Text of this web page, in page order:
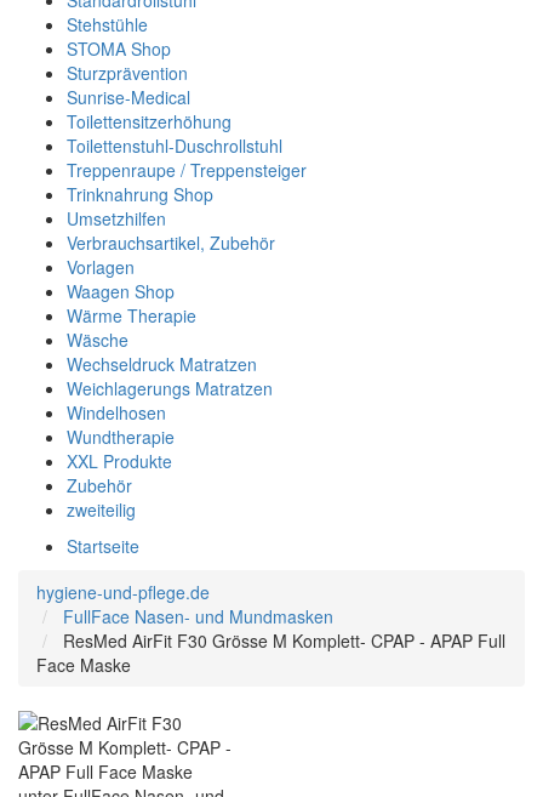
Stehstühle
STOMA Shop
Sturzprävention
Sunrise-Medical
Toilettensitzerhöhung
Toilettenstuhl-Duschrollstuhl
Treppenraupe / Treppensteiger
Trinknahrung Shop
Umsetzhilfen
Verbrauchsartikel, Zubehör
Vorlagen
Waagen Shop
Wärme Therapie
Wäsche
Wechseldruck Matratzen
Weichlagerungs Matratzen
Windelhosen
Wundtherapie
XXL Produkte
Zubehör
zweiteilig
Startseite
hygiene-und-pflege.de
FullFace Nasen- und Mundmasken
ResMed AirFit F30 Grösse M Komplett- CPAP - APAP Full
Face Maske